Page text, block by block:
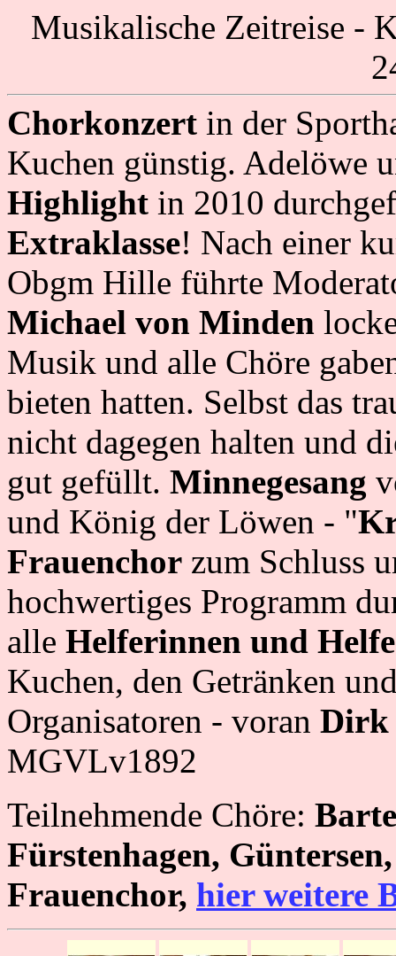
Musikalische Zeitreise -
Chorkonzert in der
Kuchen günstig. Adelöwe
Highlight in 2010
Extraklasse! Nach einer
Obgm Hille führte
Michael von Minden
Musik und alle Chöre
bieten hatten. Selbst das
nicht dagegen halten und
gut gefüllt. Minnegesang
und König der Löwen - "
Frauenchor zum Schluss
hochwertiges Programm
alle Helferinnen und
Kuchen, den Getränken
Organisatoren - voran Dirk
MGVLv1892
Teilnehmende Chöre:
Fürstenhagen,
Frauenchor, hier weitere